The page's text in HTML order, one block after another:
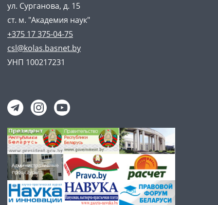
ул. Сурганова, д. 15
ст. м. "Академия наук"
+375 17 375-04-75
csl@kolas.basnet.by
УНП 100217231